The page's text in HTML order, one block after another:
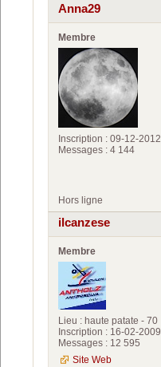
Anna29
Membre
Inscription : 09-12-2012
Messages : 4 144
Hors ligne
ilcanzese
Membre
Lieu : haute patate - 70
Inscription : 16-02-2009
Messages : 12 595
Site Web